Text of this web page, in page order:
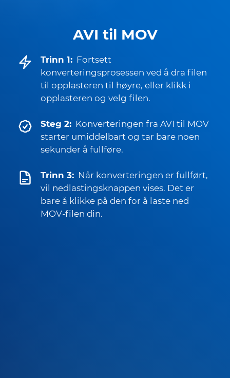
AVI til MOV
Trinn 1: Fortsett
konverteringsprosessen ved å dra filen
til opplasteren til høyre, eller klikk i
opplasteren og velg filen.
Steg 2: Konverteringen fra AVI til MOV
starter umiddelbart og tar bare noen
sekunder å fullføre.
Trinn 3: Når konverteringen er fullført,
vil nedlastingsknappen vises. Det er
bare å klikke på den for å laste ned
MOV-filen din.